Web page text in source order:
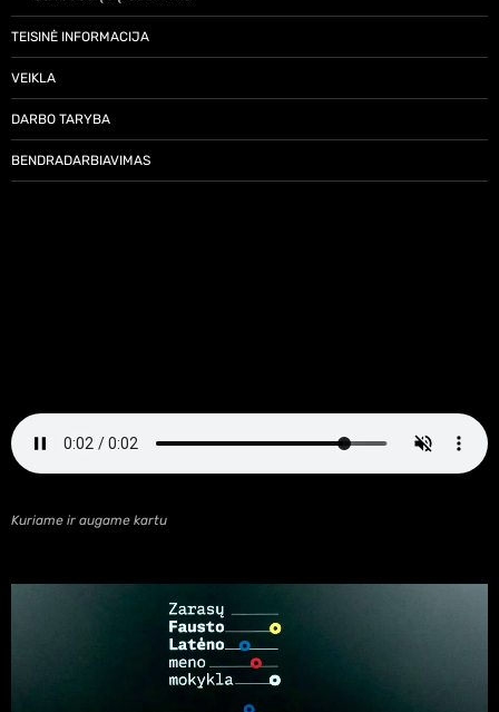
TEISINĖ INFORMACIJA
VEIKLA
DARBO TARYBA
BENDRADARBIAVIMAS
Kuriame ir augame kartu